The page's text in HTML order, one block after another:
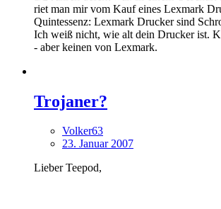
riet man mir vom Kauf eines Lexmark
Quintessenz: Lexmark Drucker sind
Ich weiß nicht, wie alt dein Drucker ist.
- aber keinen von Lexmark.
Trojaner?
Volker63
23. Januar 2007
Lieber Teepod,